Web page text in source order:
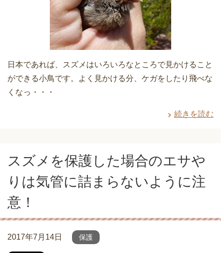
日本であれば、スズメはいろいろなところで見かけること
ができる小鳥です。よく見かける分、ケガをしたり飛べな
くなっ・・・
続きを読む
スズメを保護した場合のエサや
りは気管に詰まらないように注
意！
2017年7月14日 保護